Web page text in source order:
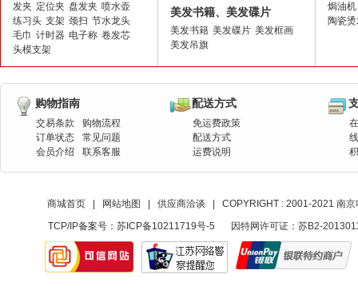
发夹 定位夹 盘发夹 喷水壶
练习头 支架 颈扫 节水龙头
毛巾 计时器 电子称 卷发芯
头模支架
美发书籍、美发碟片
美发书籍 美发碟片 美发框画
美发吊旗
焗油机
陶瓷
购物指南
交易条款
购物流程
订单状态
常见问题
会员介绍
联系客服
配送方式
免运费政策
配送方式
运费说明
商城首页 网站地图 供应商洽谈
COPYRIGHT : 2001-2021 南
TCP/IP备案号： 苏ICP备10211719号-5 因特网许可证：苏B2-